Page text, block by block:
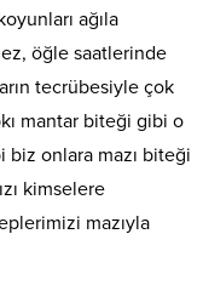
ağıla
öğle saatlerinde
tecrübesiyle çok
mantar biteği gibi o
biz onlara mazı biteği
kimselere
mazıyla